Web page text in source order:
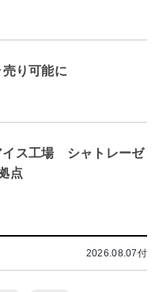
り可能に
イス工場 シャトレーゼ
点
2026.08.07付